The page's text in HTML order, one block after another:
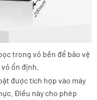
trong vỏ bền để bảo vệ
ổn định.
được tích hợp vào máy
Điều này cho phép